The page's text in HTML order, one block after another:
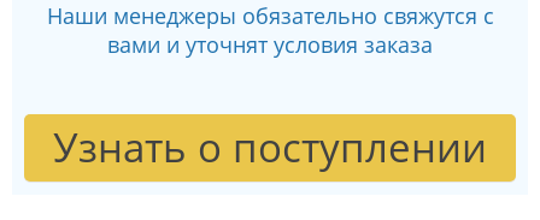
Наши менеджеры обязательно свяжутся с
вами и уточнят условия заказа
Узнать о поступлении